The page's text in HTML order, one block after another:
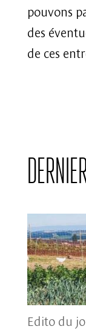
pouvons
des
de ces
Edito du